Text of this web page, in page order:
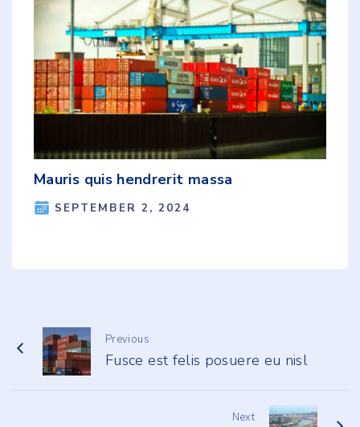
Mauris quis hendrerit massa
SEPTEMBER 2, 2024
Previous
Fusce est felis posuere eu nisl
Next